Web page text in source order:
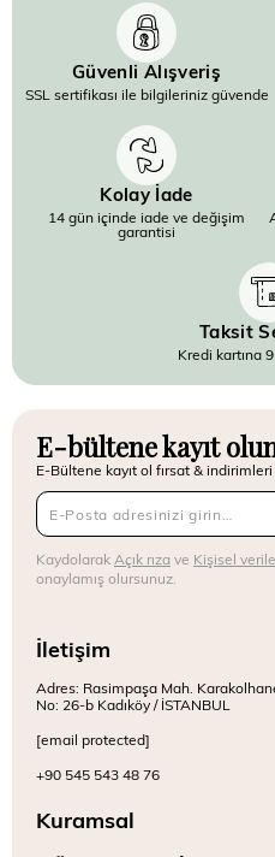
Güvenli Alışveriş
SSL sertifikası ile bilgileriniz güvende
Kolay İade
14 gün içinde iade ve değişim
garantisi
Taksit
Kredi kartına
E-bültene kayıt
E-Bültene kayıt ol fırsat & indirimleri
Kaydolarak Açık rızave Kişisel
onaylamış olursunuz.
İletişim
Adres: Rasimpaşa Mah.
No: 26-b Kadıköy / İSTANBUL
[email protected]
+90 545 543 48 76
Kuramsal